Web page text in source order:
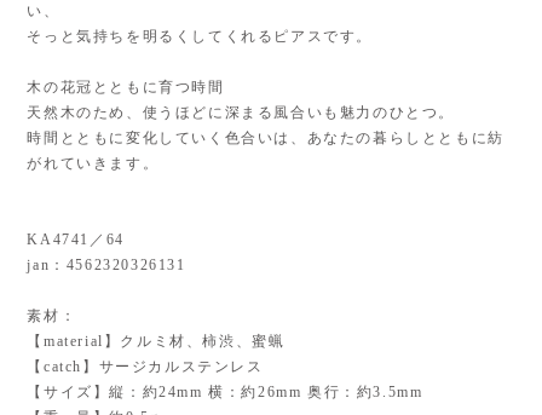
い、
そっと気持ちを明るくしてくれるピアスです。
木の花冠とともに育つ時間
天然木のため、使うほどに深まる風合いも魅力のひとつ。
時間とともに変化していく色合いは、あなたの暮らしとともに紡
がれていきます。
KA4741／64
jan：4562320326131
素材：
【material】クルミ材、柿渋、蜜蝋
【catch】サージカルステンレス
【サイズ】縦：約24mm 横：約26mm 奥行：約3.5mm